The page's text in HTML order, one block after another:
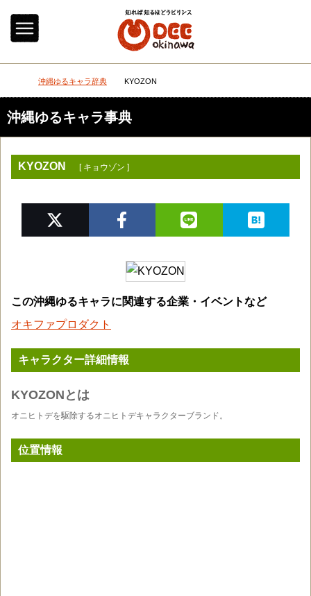
DEEokinawaトップ
沖縄ゆるキャラ辞典 KYOZON
沖縄ゆるキャラ事典
KYOZON [ キョウゾン ]
この沖縄ゆるキャラに関連する企業・イベントなど
オキファプロダクト
キャラクター詳細情報
KYOZONとは
オニヒトデを駆除するオニヒトデキャラクターブランド。
位置情報